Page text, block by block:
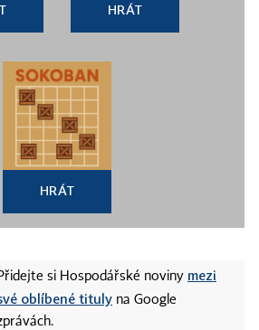
HRÁT
HRÁT
si Hospodářské noviny mezi
oblíbené tituly na Google